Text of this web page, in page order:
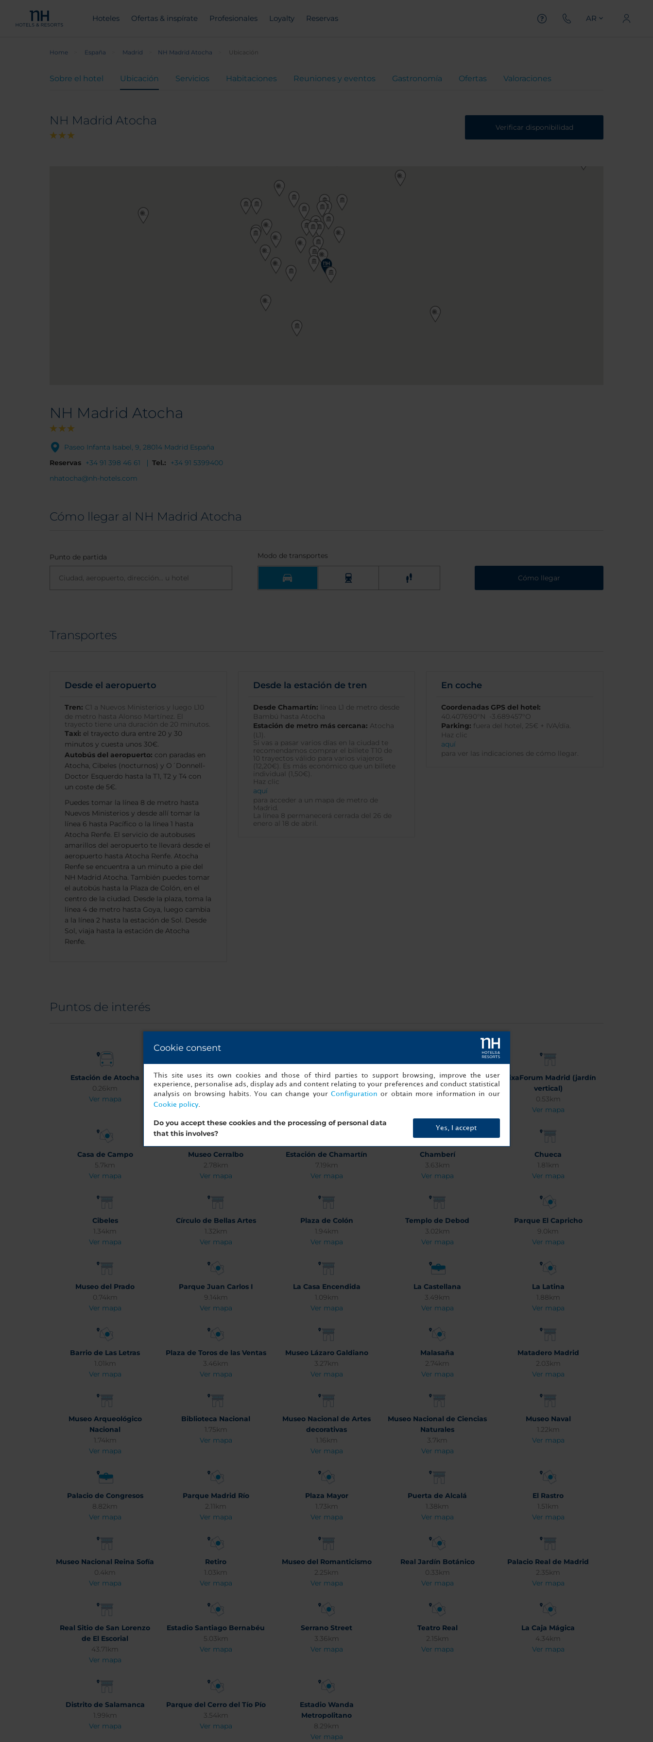
Hoteles Ofertas & inspírate Profesionales Loyalty Reservas AR
Home España Madrid NH Madrid Atocha Ubicación
Sobre el hotel Ubicación Servicios Habitaciones Reuniones y eventos Gastronomía Ofertas Valoraciones
NH Madrid Atocha Verificar disponibilidad
NH Madrid Atocha
Paseo Infanta Isabel, 9, 28014 Madrid España
Reservas +34 91 398 46 61 Tel.:
+34 91 5399400
nhatocha@nh-hotels.com
Cómo llegar al NH Madrid Atocha
Punto de partida Modo de transportes
Cómo llegar
Transportes
Desde el aeropuerto
Tren: C1 a Nuevos Ministerios y luego L10
de metro hasta Alonso Martínez. El
trayecto tiene una duración de 20 minutos.
Taxi: el trayecto dura entre 20 y 30
minutos y cuesta unos 30€.
Autobús del aeropuerto: con paradas en
Atocha, Cibeles (nocturnos) y O´Donnell-
Doctor Esquerdo hasta la T1, T2 y T4 con
un coste de 5€.
Puedes tomar la línea 8 de metro hasta
Nuevos Ministerios y desde allí tomar la
línea 6 hasta Pacífico o la línea 1 hasta
Atocha Renfe. El servicio de autobuses
amarillos del aeropuerto te llevará desde el
aeropuerto hasta Atocha Renfe. Atocha
Renfe se encuentra a un minuto a pie del
NH Madrid Atocha. También puedes tomar
el autobús hasta la Plaza de Colón, en el
centro de la ciudad. Desde la plaza, toma la
línea 4 de metro hasta Goya, luego cambia
a la línea 2 hasta la estación de Sol. Desde
Sol, viaja hasta la estación de Atocha
Renfe.
Desde la estación de tren
Desde Chamartín: línea L1 de metro desde
Bambú hasta Atocha
Estación de metro más cercana: Atocha
(L1).
Si vas a pasar varios días en la ciudad te
recomendamos comprar el billete T10 de
10 trayectos válido para varios viajeros
(12,20€). Es más económico que un billete
individual (1,50€).
Haz clic
aquí
para acceder a un mapa de metro de
Madrid.
La línea 8 permanecerá cerrada del 26 de
enero al 18 de abril.
En coche
Coordenadas GPS del hotel:
40.407690°N -3.689457°O
Parking: fuera del hotel, 25€ + IVA/día.
Haz clic
aquí
para ver las indicaciones de cómo llegar.
Puntos de interés
Estación de Atocha
0.26km
Ver mapa
Aeropuerto Adolfo Suárez
Madrid-Barajas
13.04km
Ver mapa
Catedral de la Almudena
2.32km
Ver mapa
Avenida de America
3.55km
Ver mapa
CaixaForum Madrid (jardín
vertical)
0.53km
Ver mapa
Casa de Campo
5.7km
Ver mapa
Museo Cerralbo
2.78km
Ver mapa
Estación de Chamartín
7.19km
Ver mapa
Chamberí
3.63km
Ver mapa
Chueca
1.81km
Ver mapa
Cibeles
1.34km
Ver mapa
Círculo de Bellas Artes
1.32km
Ver mapa
Plaza de Colón
1.94km
Ver mapa
Templo de Debod
3.02km
Ver mapa
Parque El Capricho
9.0km
Ver mapa
Museo del Prado
0.74km
Ver mapa
Parque Juan Carlos I
9.14km
Ver mapa
La Casa Encendida
1.09km
Ver mapa
La Castellana
3.49km
Ver mapa
La Latina
1.88km
Ver mapa
Barrio de Las Letras
1.01km
Ver mapa
Plaza de Toros de las Ventas
3.46km
Ver mapa
Museo Lázaro Galdiano
3.27km
Ver mapa
Malasaña
2.74km
Ver mapa
Matadero Madrid
2.03km
Ver mapa
Museo Arqueológico
Nacional
1.74km
Ver mapa
Biblioteca Nacional
1.75km
Ver mapa
Museo Nacional de Artes
decorativas
1.16km
Ver mapa
Museo Nacional de Ciencias
Naturales
3.7km
Ver mapa
Museo Naval
1.22km
Ver mapa
Palacio de Congresos
8.82km
Ver mapa
Parque Madrid Río
2.11km
Ver mapa
Plaza Mayor
1.73km
Ver mapa
Puerta de Alcalá
1.38km
Ver mapa
El Rastro
1.51km
Ver mapa
Museo Nacional Reina Sofía
0.4km
Ver mapa
Retiro
1.03km
Ver mapa
Museo del Romanticismo
2.25km
Ver mapa
Real Jardín Botánico
0.33km
Ver mapa
Palacio Real de Madrid
2.35km
Ver mapa
Real Sitio de San Lorenzo
de El Escorial
43.71km
Ver mapa
Estadio Santiago Bernabéu
5.03km
Ver mapa
Serrano Street
3.36km
Ver mapa
Teatro Real
2.15km
Ver mapa
La Caja Mágica
4.34km
Ver mapa
Distrito de Salamanca
1.99km
Ver mapa
Parque del Cerro del Tío Pío
3.54km
Ver mapa
Estadio Wanda
Metropolitano
8.29km
Ver mapa
Cookie consent
This site uses its own cookies and those of third parties to support browsing, improve the user
experience, personalise ads, display ads and content relating to your preferences and conduct statistical
analysis on browsing habits. You can change your Configuration or obtain more information in our
Cookie policy.
Do you accept these cookies and the processing of personal data
that this involves?
Yes, I accept